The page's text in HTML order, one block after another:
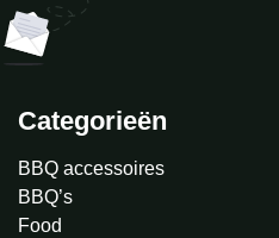
Categorieën
BBQ accessoires
BBQ’s
Food